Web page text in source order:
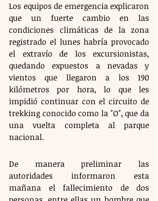
Los equipos de emergencia explicaron
que un fuerte cambio en las
condiciones climáticas de la zona
registrado el lunes habría provocado
el extravío de los excursionistas,
quedando expuestos a nevadas y
vientos que llegaron a los 190
kilómetros por hora, lo que les
impidió continuar con el circuito de
trekking conocido como la "O", que da
una vuelta completa al parque
nacional.
De manera preliminar las
autoridades informaron esta
mañana el fallecimiento de dos